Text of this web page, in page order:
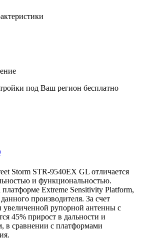
под Ваш регион бесплатно
Storm STR-9540EX GL отличается
и функциональностью.
платформе Extreme Sensitivity Platform,
производителя. За счет
увеличенной рупорной антенны с
45% прирост в дальности и
в сравнении с платформами